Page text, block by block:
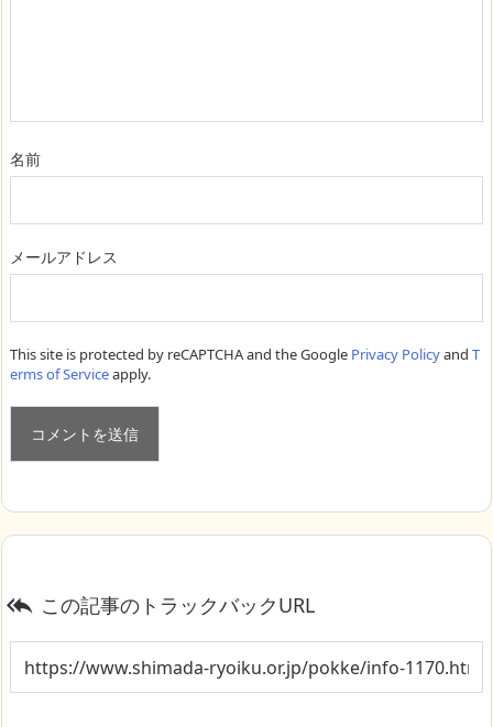
名前
メールアドレス
This site is protected by reCAPTCHA and the Google Privacy Policyand T
erms of Serviceapply.
 この記事のトラックバックURL